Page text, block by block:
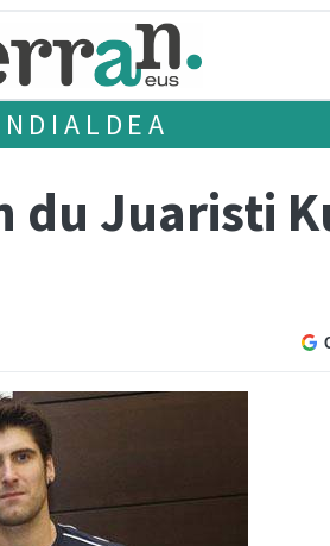
du Juaristi